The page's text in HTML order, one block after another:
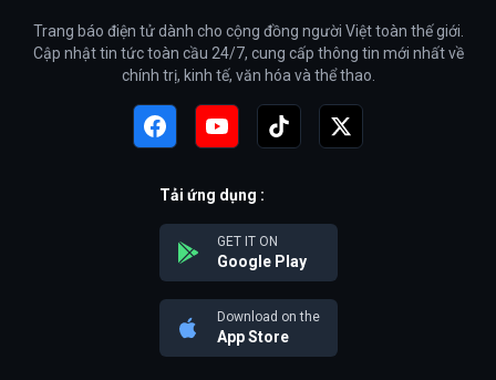
Trang báo điện tử dành cho cộng đồng người Việt toàn thế giới.
Cập nhật tin tức toàn cầu 24/7, cung cấp thông tin mới nhất về
chính trị, kinh tế, văn hóa và thể thao.
Tải ứng dụng :
GET IT ON
Google Play
Download on the
App Store